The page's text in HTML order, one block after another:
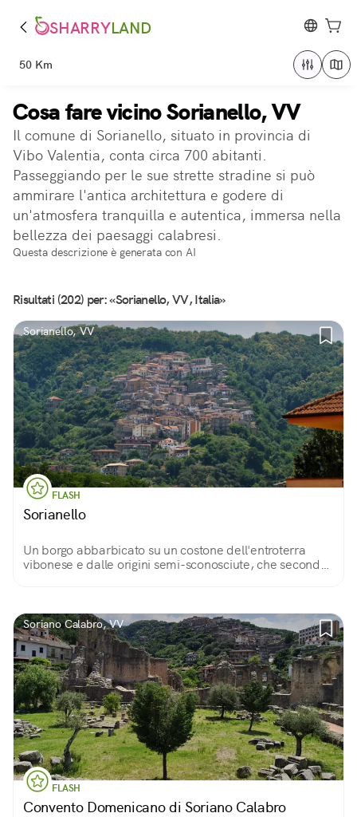
SHARRYLAND
50 Km
Cosa fare vicino Sorianello, VV
Il comune di Sorianello, situato in provincia di
Vibo Valentia, conta circa 700 abitanti.
Passeggiando per le sue strette stradine si può
ammirare l'antica architettura e godere di
un'atmosfera tranquilla e autentica, immersa nella
bellezza dei paesaggi calabresi.
Questa descrizione è generata con AI
Risultati (202) per: «Sorianello, VV, Italia»
Sorianello, VV
FLASH
Sorianello
Un borgo abbarbicato su un costone dell'entroterra
vibonese e dalle origini semi-sconosciute, che secondo
Soriano Calabro, VV
FLASH
Convento Domenicano di Soriano Calabro